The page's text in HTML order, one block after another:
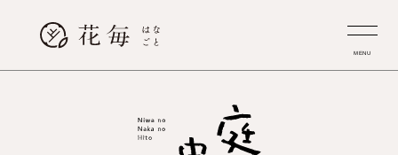
MENU